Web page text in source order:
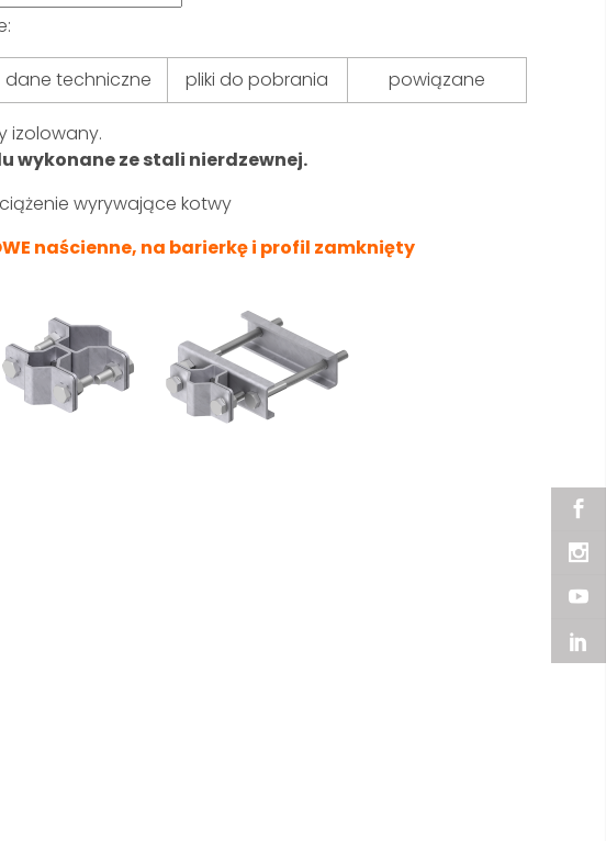
dane techniczne pliki do pobrania powiązane
izolowany.
wykonane ze stali nierdzewnej.
wyrywające kotwy
naścienne, na barierkę i profil zamknięty